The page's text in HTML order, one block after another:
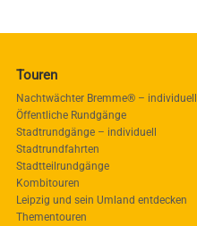
Touren
Nachtwächter Bremme® – individuell
Öffentliche Rundgänge
Stadtrundgänge – individuell
Stadtrundfahrten
Stadtteilrundgänge
Kombitouren
Leipzig und sein Umland entdecken
Thementouren